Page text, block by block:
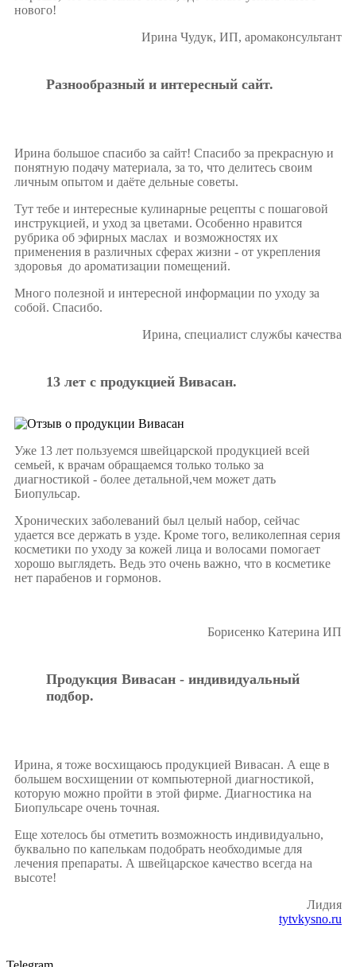
нового!
Ирина Чудук, ИП, аромаконсультант
Разнообразный и интересный сайт.
Ирина большое спасибо за сайт! Спасибо за прекрасную и
понятную подачу материала, за то, что делитесь своим
личным опытом и даёте дельные советы.
Тут тебе и интересные кулинарные рецепты с пошаговой
инструкцией, и уход за цветами. Особенно нравится
рубрика об эфирных маслах и возможностях их
применения в различных сферах жизни - от укрепления
здоровья до ароматизации помещений.
Много полезной и интересной информации по уходу за
собой. Спасибо.
Ирина, специалист службы качества
13 лет с продукцией Вивасан.
Уже 13 лет пользуемся швейцарской продукцией всей
семьей, к врачам обращаемся только только за
диагностикой - более детальной,чем может дать
Биопульсар.
Хронических заболеваний был целый набор, сейчас
удается все держать в узде. Кроме того, великолепная серия
косметики по уходу за кожей лица и волосами помогает
хорошо выглядеть. Ведь это очень важно, что в косметике
нет парабенов и гормонов.
Борисенко Катерина ИП
Продукция Вивасан - индивидуальный
подбор.
Ирина, я тоже восхищаюсь продукцией Вивасан. А еще в
большем восхищении от компьютерной диагностикой,
которую можно пройти в этой фирме. Диагностика на
Биопульсаре очень точная.
Еще хотелось бы отметить возможность индивидуально,
буквально по капелькам подобрать необходимые для
лечения препараты. А швейцарское качество всегда на
высоте!
Лидия
tytvkysno.ru